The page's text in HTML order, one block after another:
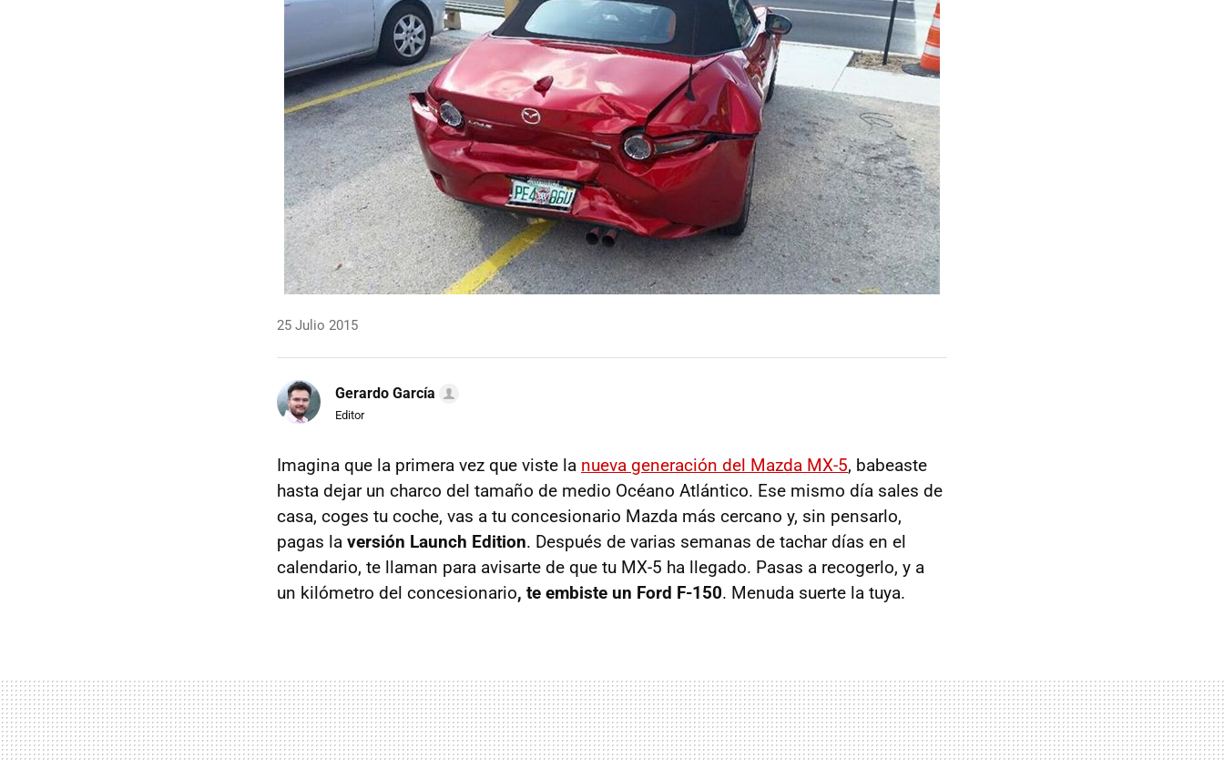
25 Julio 2015
Gerardo García
Editor
Imagina que la primera vez que viste la nueva generación del Mazda MX-5, babeaste
hasta dejar un charco del tamaño de medio Océano Atlántico. Ese mismo día sales de
casa, coges tu coche, vas a tu concesionario Mazda más cercano y, sin pensarlo,
pagas la versión Launch Edition. Después de varias semanas de tachar días en el
calendario, te llaman para avisarte de que tu MX-5 ha llegado. Pasas a recogerlo, y a
un kilómetro del concesionario, te embiste un Ford F-150. Menuda suerte la tuya.